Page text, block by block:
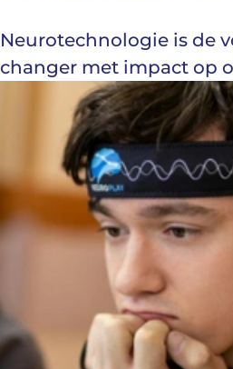
Neurotechnologie is de
changer met impact op